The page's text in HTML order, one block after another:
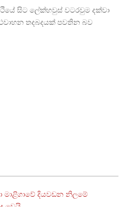
සිට ලේක්හවුස් වටරවුම දක්වා
තදබදයක් පවතින බව
මාළිගාවේ දියවඩන නිලමේ